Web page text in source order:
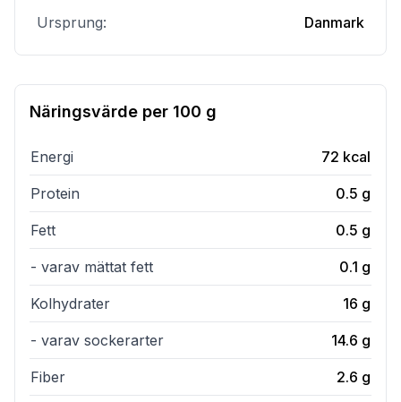
Ursprung:
Danmark
Näringsvärde per 100 g
Energi 72 kcal
Protein 0.5 g
Fett 0.5 g
- varav mättat fett 0.1 g
Kolhydrater 16 g
- varav sockerarter 14.6 g
Fiber 2.6 g